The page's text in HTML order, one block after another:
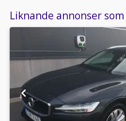
Liknande annonser